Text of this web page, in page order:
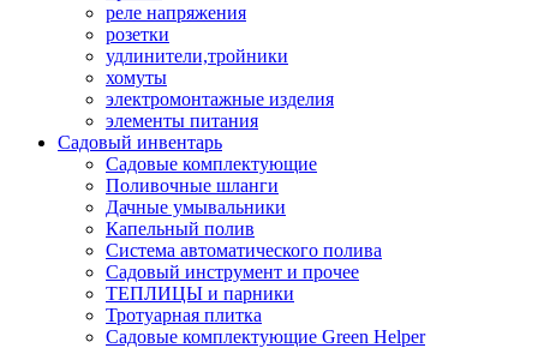
реле напряжения
розетки
удлинители,тройники
хомуты
электромонтажные изделия
элементы питания
Садовый инвентарь
Садовые комплектующие
Поливочные шланги
Дачные умывальники
Капельный полив
Система автоматического полива
Садовый инструмент и прочее
ТЕПЛИЦЫ и парники
Тротуарная плитка
Садовые комплектующие Green Helper